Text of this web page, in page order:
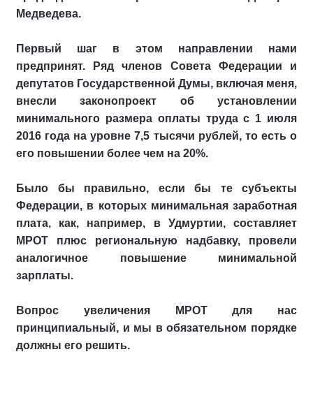
Медведева.
Первый шаг в этом направлении нами
предпринят. Ряд членов Совета Федерации и
депутатов Государственной Думы, включая меня,
внесли законопроект об установлении
минимального размера оплаты труда с 1 июля
2016 года на уровне 7,5 тысячи рублей, то есть о
его повышении более чем на 20%.
Было бы правильно, если бы те субъекты
Федерации, в которых минимальная заработная
плата, как, например, в Удмуртии, составляет
МРОТ плюс региональную надбавку, провели
аналогичное повышение минимальной
зарплаты.
Вопрос увеличения МРОТ для нас
принципиальный, и мы в обязательном порядке
должны его решить.